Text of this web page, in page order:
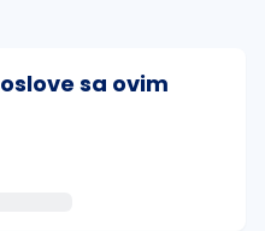
sa ovim